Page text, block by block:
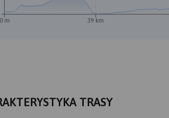
0 m 39 km
TRASY